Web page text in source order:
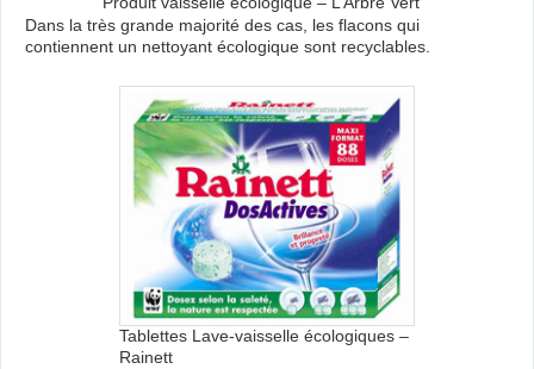
Dans la très grande majorité des cas, les flacons qui
contiennent un nettoyant écologique sont recyclables.
Tablettes Lave-vaisselle écologiques –
Rainett